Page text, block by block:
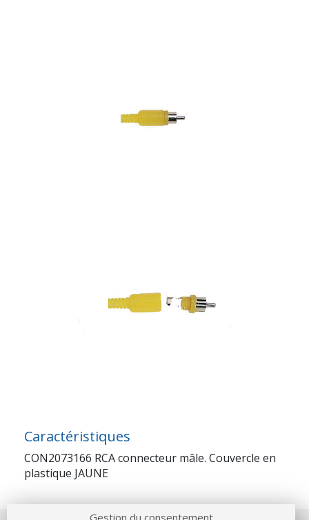
Caractéristiques
CON2073166 RCA connecteur mâle. Couvercle en
plastique JAUNE
Gestion du consentement